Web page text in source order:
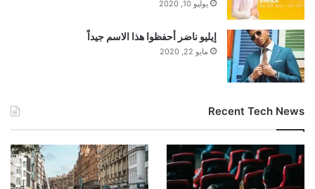
يوليو 10, 2020
إيليو ناضر أحفظوا هذا الاسم جيداً
مايو 22, 2020
Recent Tech News